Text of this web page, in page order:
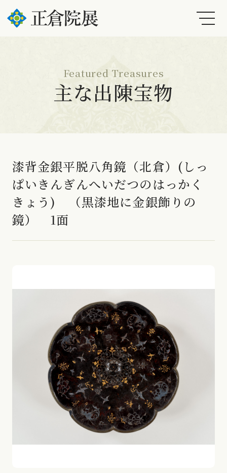
Featured Treasures
主な出陳宝物
漆背金銀平脱八角鏡（北倉）(しっ
ぱいきんぎんへいだつのはっかく
きょう) （黒漆地に金銀飾りの
鏡） 1面